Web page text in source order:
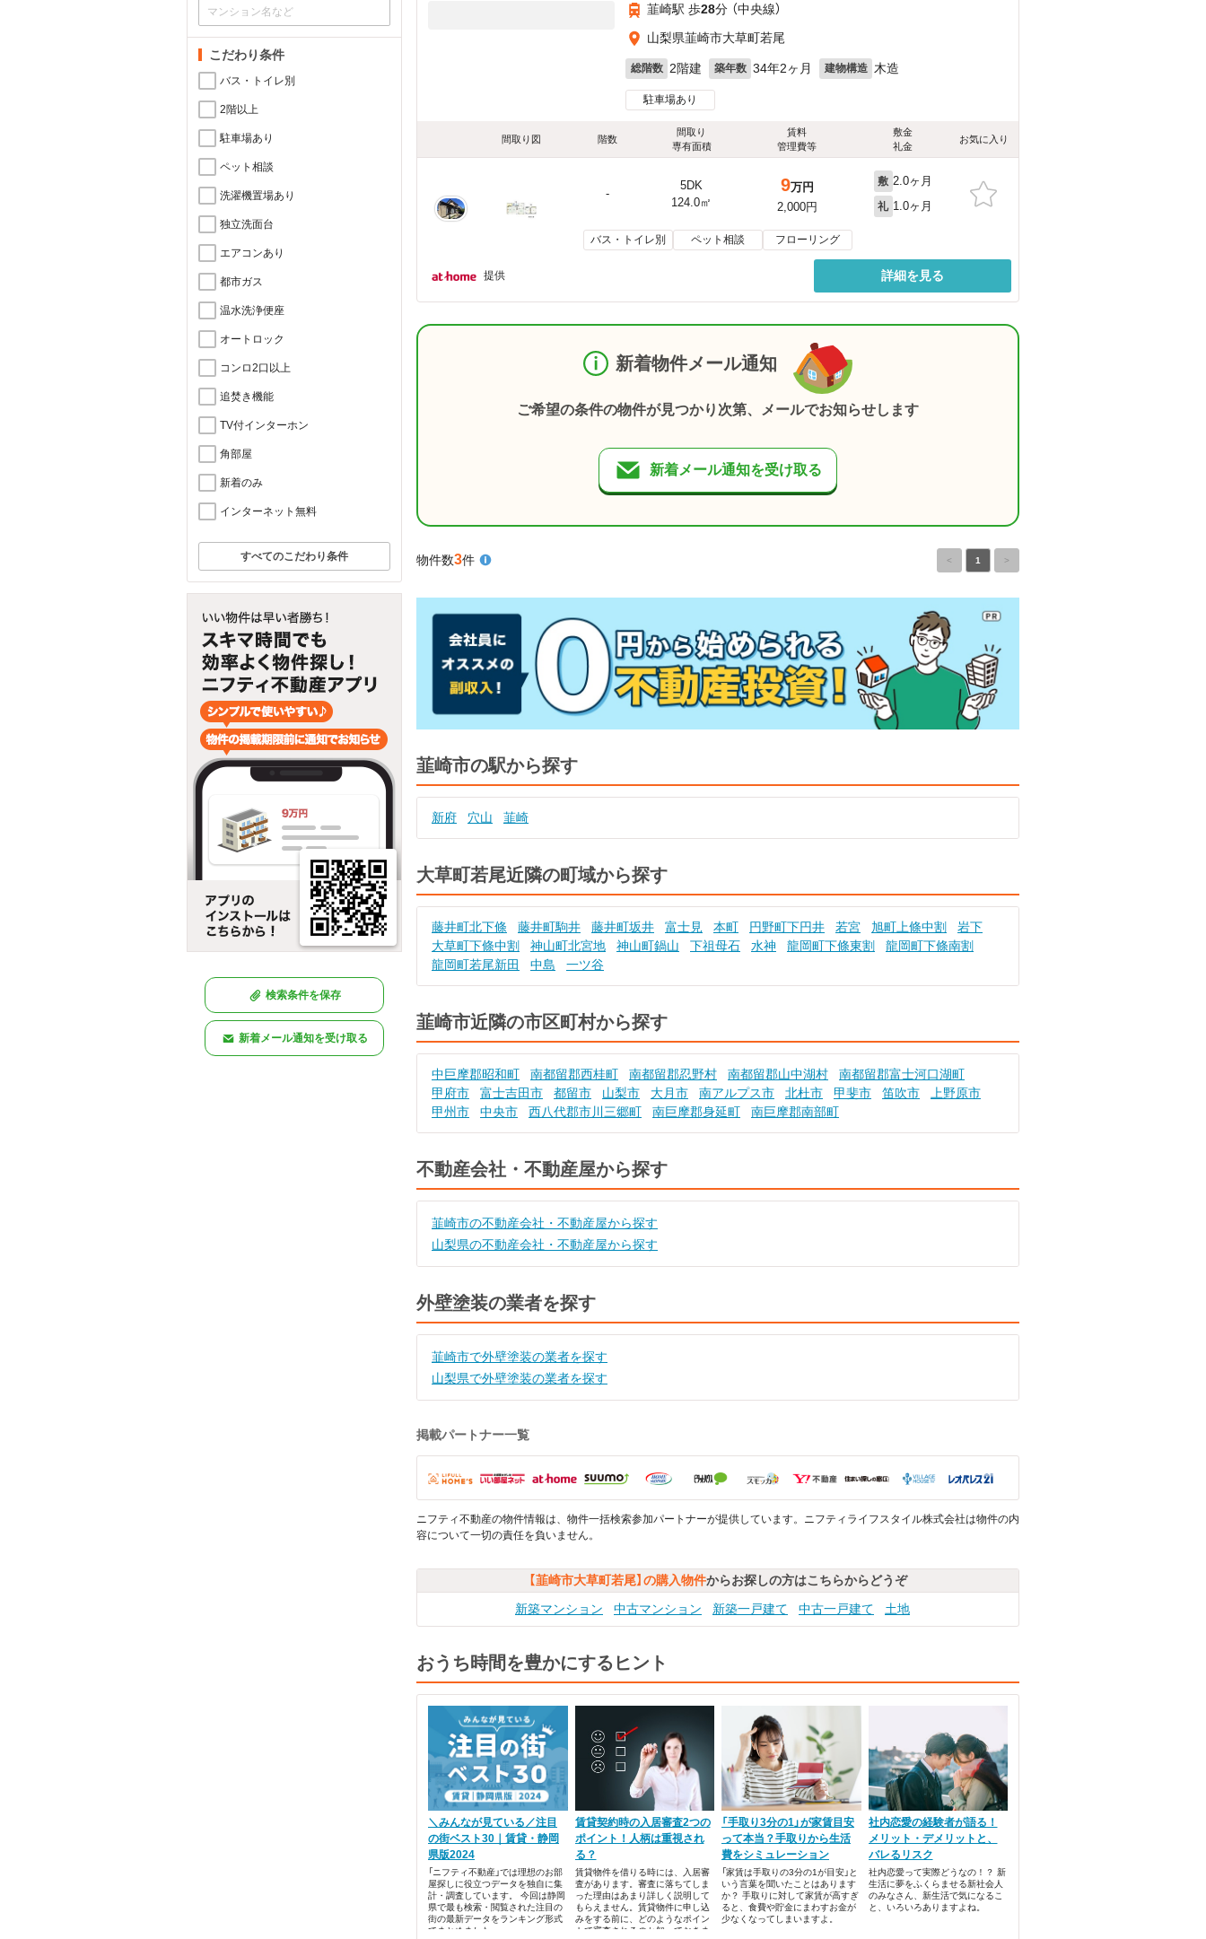
こだわり条件
バス・トイレ別
2階以上
駐車場あり
ペット相談
洗濯機置場あり
独立洗面台
エアコンあり
都市ガス
温水洗浄便座
オートロック
コンロ2口以上
追焚き機能
TV付インターホン
角部屋
新着のみ
インターネット無料
すべてのこだわり条件
検索条件を保存
新着メール通知を受け取る
韮崎駅 歩28分 （中央線）
山梨県韮崎市大草町若尾
総階数 2階建 築年数 34年2ヶ月 建物構造 木造
駐車場あり
間取り図 階数
間取り
専有面積
賃料
管理費等
敷金
礼金
お気に入り
-
5DK
124.0㎡
9万円
2,000円
敷 2.0ヶ月
礼 1.0ヶ月
バス・トイレ別 ペット相談 フローリング
提供 詳細を見る
新着物件メール通知
ご希望の条件の物件が見つかり次第、メールでお知らせします
新着メール通知を受け取る
物件数3件 < 1 >
韮崎市の駅から探す
新府 穴山 韮崎
大草町若尾近隣の町域から探す
藤井町北下條 藤井町駒井 藤井町坂井 富士見 本町 円野町下円井 若宮 旭町上條中割
岩下
大草町下條中割
神山町北宮地 神山町鍋山 下祖母石 水神 龍岡町下條東割
龍岡町下條南割
龍岡町若尾新田
中島 一ツ谷
韮崎市近隣の市区町村から探す
中巨摩郡昭和町 南都留郡西桂町 南都留郡忍野村 南都留郡山中湖村
南都留郡富士河口湖町
甲府市
富士吉田市 都留市 山梨市 大月市 南アルプス市 北杜市 甲斐市 笛吹市
上野原市
甲州市
中央市 西八代郡市川三郷町 南巨摩郡身延町 南巨摩郡南部町
不動産会社・不動産屋から探す
韮崎市の不動産会社・不動産屋から探す
山梨県の不動産会社・不動産屋から探す
外壁塗装の業者を探す
韮崎市で外壁塗装の業者を探す
山梨県で外壁塗装の業者を探す
掲載パートナー一覧
ニフティ不動産の物件情報は、物件一括検索参加パートナーが提供しています。ニフティライフスタイル株式会社は物件の内
容について一切の責任を負いません。
【韮崎市大草町若尾】の購入物件からお探しの方はこちらからどうぞ
新築マンション
中古マンション 新築一戸建て 中古一戸建て 土地
おうち時間を豊かにするヒント
＼みんなが見ている／注目
の街ベスト30｜賃貸・静岡
県版2024
「ニフティ不動産」では理想のお部
屋探しに役立つデータを独自に集
計・調査しています。 今回は静岡
県で最も検索・閲覧された注目の
街の最新データをランキング形式
でまとめました。
賃貸契約時の入居審査2つの
ポイント！人柄は重視され
る？
賃貸物件を借りる時には、入居審
査があります。審査に落ちてしま
った理由はあまり詳しく説明して
もらえません。賃貸物件に申し込
みをする前に、どのようなポイン
トで審査されるのか知っておきま
「手取り3分の1」が家賃目安
って本当？手取りから生活
費をシミュレーション
「家賃は手取りの3分の1が目安」と
いう言葉を聞いたことはあります
か？ 手取りに対して家賃が高すぎ
ると、食費や貯金にまわすお金が
少なくなってしまいますよ。
社内恋愛の経験者が語る！
メリット・デメリットと、
バレるリスク
社内恋愛って実際どうなの！？ 新
生活に夢をふくらませる新社会人
のみなさん、新生活で気になるこ
と、いろいろありますよね。